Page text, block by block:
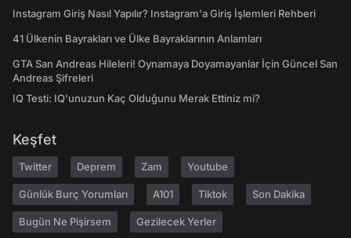
Instagram Giriş Nasıl Yapılır? Instagram'a Giriş İşlemleri Rehberi
41 Ülkenin Bayrakları ve Ülke Bayraklarının Anlamları
GTA San Andreas Hileleri! Oynamaya Doyamayanlar İçin Güncel San
Andreas Şifreleri
IQ Testi: IQ'unuzun Kaç Olduğunu Merak Ettiniz mi?
Keşfet
Twitter Deprem Zam Youtube
Günlük Burç Yorumları A101 Tiktok Son Dakika
Bugün Ne Pişirsem Gezilecek Yerler